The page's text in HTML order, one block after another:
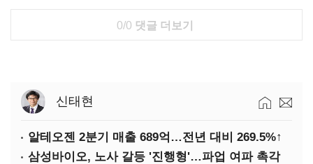
0/0 댓글 더보기
신태현
알테오젠 2분기 매출 689억…전년 대비 269.5%↑
삼성바이오, 노사 갈등 '진행형'…파업 여파 촉각